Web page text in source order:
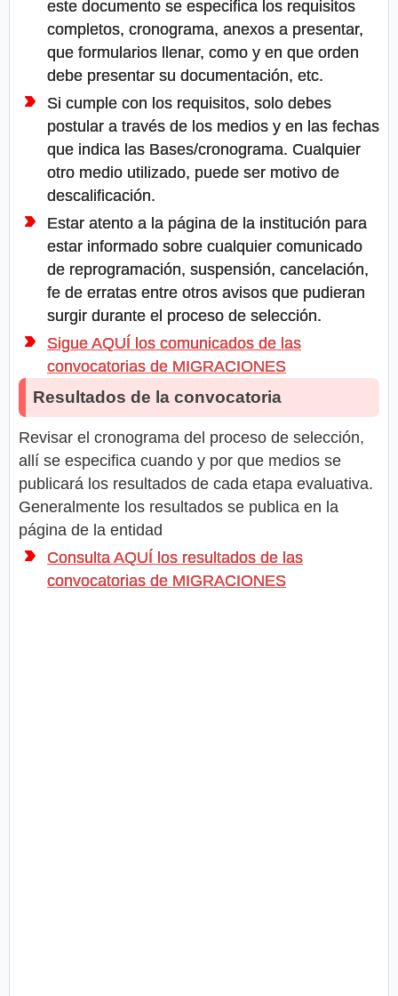
este documento se especifica los requisitos
completos, cronograma, anexos a presentar,
que formularios llenar, como y en que orden
debe presentar su documentación, etc.
Si cumple con los requisitos, solo debes
postular a través de los medios y en las fechas
que indica las Bases/cronograma. Cualquier
otro medio utilizado, puede ser motivo de
descalificación.
Estar atento a la página de la institución para
estar informado sobre cualquier comunicado
de reprogramación, suspensión, cancelación,
fe de erratas entre otros avisos que pudieran
surgir durante el proceso de selección.
Sigue AQUÍ los comunicados de las
convocatorias de MIGRACIONES
Resultados de la convocatoria
Revisar el cronograma del proceso de selección,
allí se especifica cuando y por que medios se
publicará los resultados de cada etapa evaluativa.
Generalmente los resultados se publica en la
página de la entidad
Consulta AQUÍ los resultados de las
convocatorias de MIGRACIONES